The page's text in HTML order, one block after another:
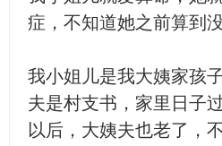
症，不知道她之前算到没
我小姐儿是我大姨家孩
夫是村支书，家里日子
以后，大姨夫也老了，